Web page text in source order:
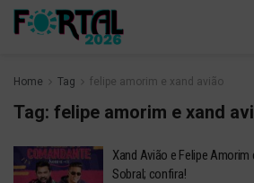
Home Tag felipe amorim e xand avião
Tag: felipe amorim e xand
Xand Avião e Felipe
Sobral; confira!